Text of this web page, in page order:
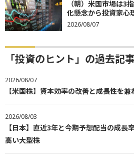
（朝）米国市場は
化懸念から投資家心
2026/08/07
「投資のヒント」の過去記
2026/08/07
【米国株】資本効率の改善と成長性を
2026/08/03
【日本】直近3年と今期予想配当の成長
高い大型株